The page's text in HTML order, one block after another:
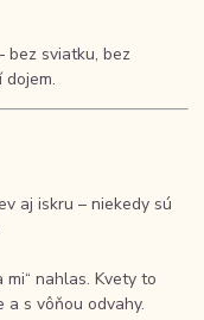
bez sviatku, bez
dojem.
aj iskru – niekedy sú
nahlas. Kvety to
a s vôňou odvahy.